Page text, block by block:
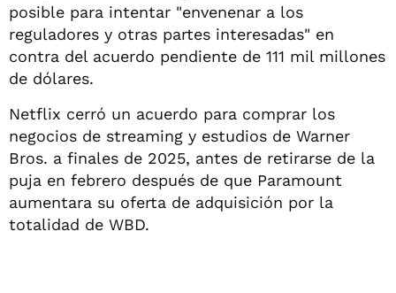
posible para intentar "envenenar a los
reguladores y otras partes interesadas" en
contra del acuerdo pendiente de 111 mil millones
de dólares.
Netflix cerró un acuerdo para comprar los
negocios de streaming y estudios de Warner
Bros. a finales de 2025, antes de retirarse de la
puja en febrero después de que Paramount
aumentara su oferta de adquisición por la
totalidad de WBD.